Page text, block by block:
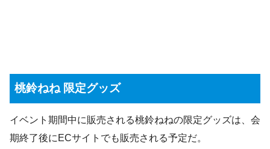
桃鈴ねね 限定グッズ
イベント期間中に販売される桃鈴ねねの限定グッズは、会
期終了後にECサイトでも販売される予定だ。